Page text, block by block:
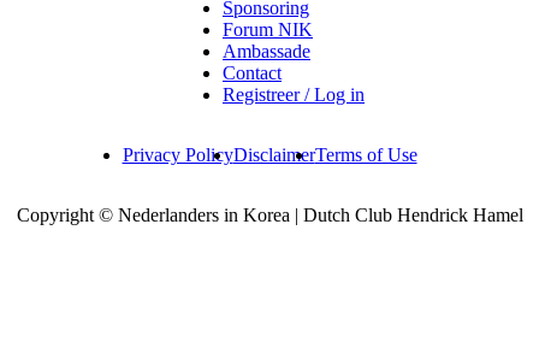
Sponsoring
Forum NIK
Ambassade
Contact
Registreer / Log in
Privacy PolicyDisclaimerTerms of Use
Copyright © Nederlanders in Korea | Dutch Club Hendrick Hamel